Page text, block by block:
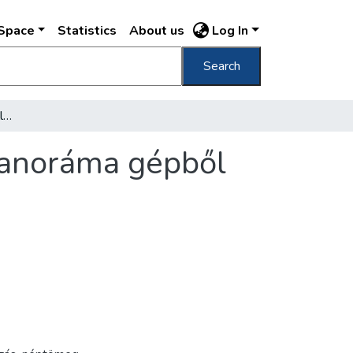
Statistics About us Log In
Search
A Szent Gellért Szálló hullám medencéje panoráma gépből nézve]
gépből